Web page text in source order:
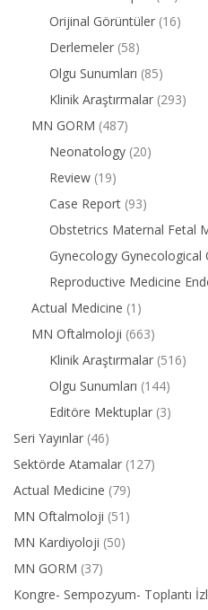
Orijinal Görüntüler (16)
Derlemeler (58)
Olgu Sunumları (85)
Klinik Araştırmalar (293)
MN GORM (487)
Neonatology (20)
Review (19)
Case Report (93)
Obstetrics Maternal Fetal
Gynecology Gynecological
Reproductive Medicine
Actual Medicine (1)
MN Oftalmoloji (663)
Klinik Araştırmalar (516)
Olgu Sunumları (144)
Editöre Mektuplar (3)
Seri Yayınlar (46)
Sektörde Atamalar (127)
Actual Medicine (79)
MN Oftalmoloji (51)
MN Kardiyoloji (50)
MN GORM (37)
Kongre- Sempozyum- Toplantı